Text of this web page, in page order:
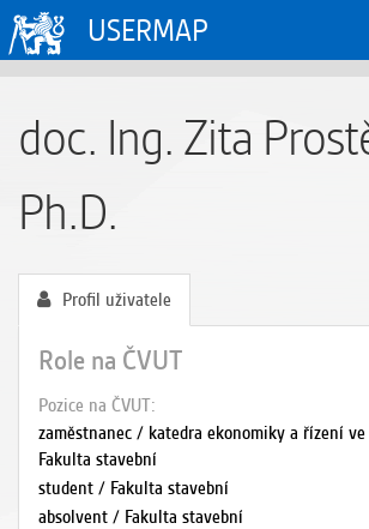
USERMAP
doc. Ing. Zita
Ph.D.
Profil uživatele
Role na ČVUT
Pozice na ČVUT
zaměstnanec / katedra ekonomiky a řízení
Fakulta stavební
student / Fakulta stavební
absolvent / Fakulta stavební